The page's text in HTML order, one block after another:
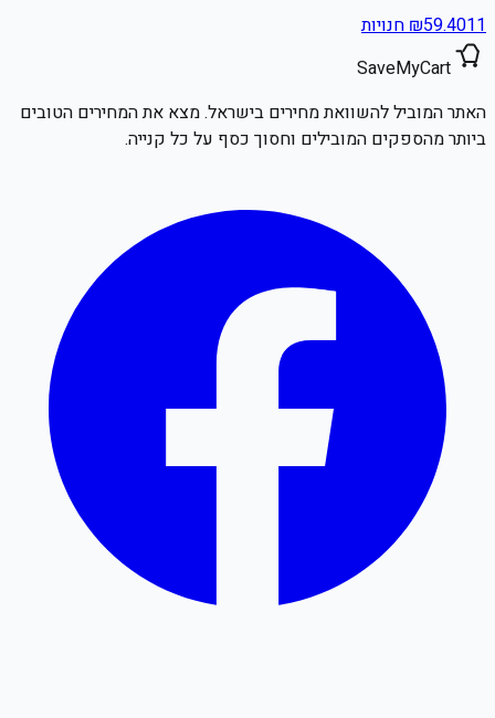
₪59.4011
חנויות
SaveMyCart
האתר המוביל להשוואת מחירים בישראל. מצא את המחירים הטובים
ביותר מהספקים המובילים וחסוך כסף על כל קנייה.